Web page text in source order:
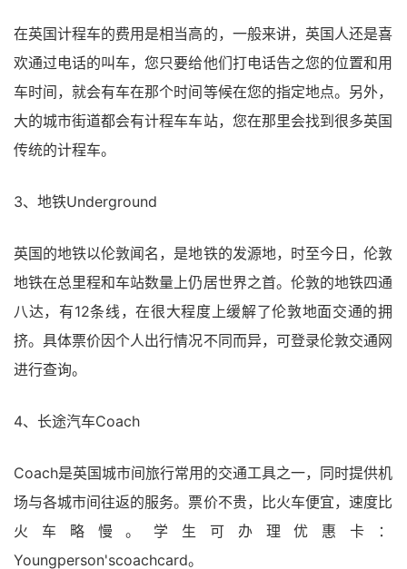
在英国计程车的费用是相当高的，一般来讲，英国人还是喜
欢通过电话的叫车，您只要给他们打电话告之您的位置和用
车时间，就会有车在那个时间等候在您的指定地点。另外，
大的城市街道都会有计程车车站，您在那里会找到很多英国
传统的计程车。
3、地铁Underground
英国的地铁以伦敦闻名，是地铁的发源地，时至今日，伦敦
地铁在总里程和车站数量上仍居世界之首。伦敦的地铁四通
八达，有12条线，在很大程度上缓解了伦敦地面交通的拥
挤。具体票价因个人出行情况不同而异，可登录伦敦交通网
进行查询。
4、长途汽车Coach
Coach是英国城市间旅行常用的交通工具之一，同时提供机
场与各城市间往返的服务。票价不贵，比火车便宜，速度比
火车略慢。学生可办理优惠卡：
Youngperson'scoachcard。